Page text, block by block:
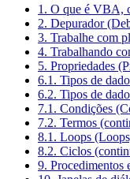
1. O que é VBA,
2. Depurador
3. Trabalhe com
4. Trabalhando
5. Propriedades
6.1. Tipos de
6.2. Tipos de
7.1. Condições
7.2. Termos
8.1. Loops
8.2. Ciclos
9. Procedimentos